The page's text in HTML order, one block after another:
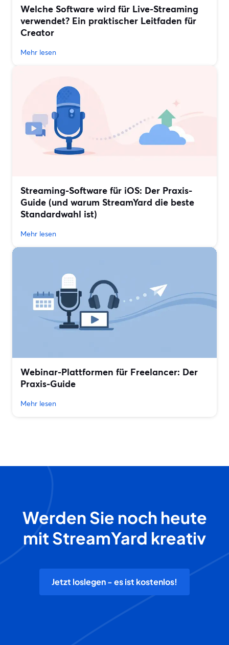
Welche Software wird für Live-Streaming
verwendet? Ein praktischer Leitfaden für
Creator
Mehr lesen
Streaming-Software für iOS: Der Praxis-
Guide (und warum StreamYard die beste
Standardwahl ist)
Mehr lesen
Webinar-Plattformen für Freelancer: Der
Praxis-Guide
Mehr lesen
Werden Sie noch heute
mit StreamYard kreativ
Jetzt loslegen - es ist kostenlos!